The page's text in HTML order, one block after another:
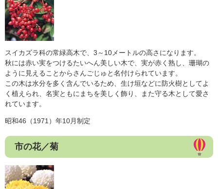
スイカズラ科の常緑高木で、3～10メートルの高さになります。
秋には赤い実をつけるたいへん美しい木で、実が赤く熟し、珊瑚の
ように見えることからさんごじゅと名付けられています。
この木は水分を多く含んでいるため、生け垣などに防火樹としてよ
く植えられ、名実ともにまちを美しく飾り、また守る木として愛さ
れています。
昭和46（1971）年10月制定
市の花／菊